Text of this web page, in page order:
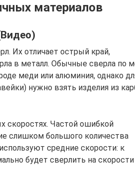
материалов
Их отличает острый край,
в металл. Обычные сверла по
меди или алюминия, однако
нужно взять изделия из
скоростях. Частой ошибкой
слишком большого количества
средние скорости: к
будет сверлить на